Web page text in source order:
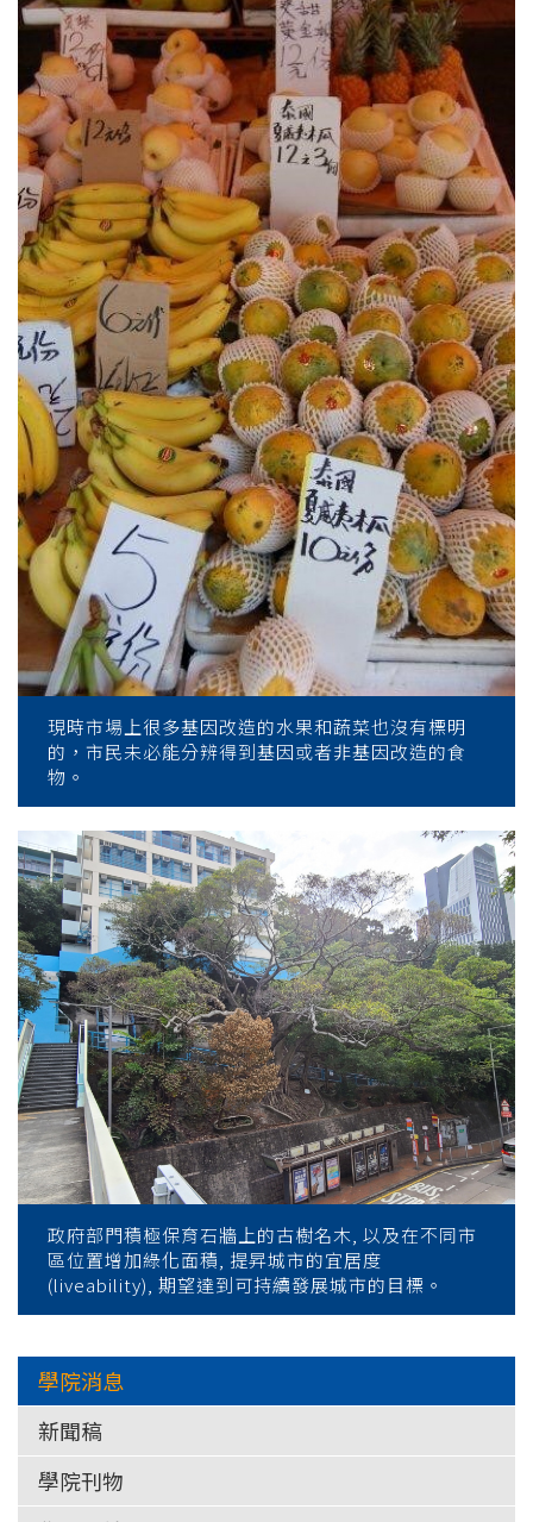
現時市場上很多基因改造的水果和蔬菜也沒有標明
的，市民未必能分辨得到基因或者非基因改造的食
物。
政府部門積極保育石牆上的古樹名木, 以及在不同市
區位置增加綠化面積, 提昇城市的宜居度
(liveability), 期望達到可持續發展城市的目標。
學院消息
新聞稿
學院刊物